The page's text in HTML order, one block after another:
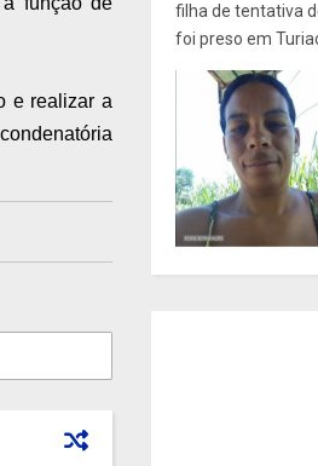
e realizar a
filha de tentativa
foi preso em